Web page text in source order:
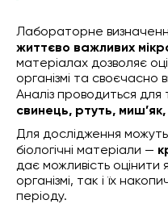
Лабораторне
життєво важливих
матеріалах дозволяє
організмі та своєчасно
Аналіз проводиться для
свинець, ртуть,
Для дослідження можуть
біологічні матеріали —
дає можливість оцінити
організмі, так і їх
періоду.